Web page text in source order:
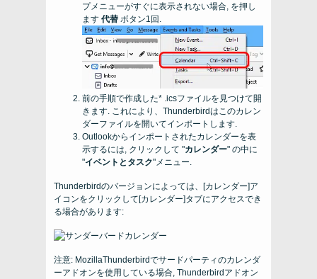
プメニューがすぐに表示されない場合, を押し
ます 代替 ボタン1回.
前の手順で作成した* .icsファイルを見つけて開
きます. これにより、Thunderbirdはこのカレン
ダーファイルを開いてインポートします.
Outlookからインポートされたカレンダーを表
示するには, クリックして "カレンダー" の中に
"イベントとタスク"メニュー.
Thunderbirdのバージョンによっては、[カレンダー]ア
イコンをクリックして[カレンダー]タブにアクセスでき
る場合があります:
注意: MozillaThunderbirdでサードパーティのカレンダ
ーアドオンを使用している場合, Thunderbirdアドオン